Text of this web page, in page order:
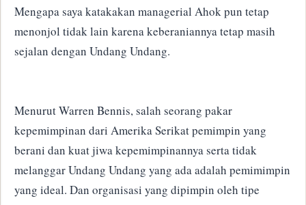
Mengapa saya katakakan managerial Ahok pun tetap
menonjol tidak lain karena keberaniannyatetap masih
sejalan dengan Undang Undang.
MenurutWarren Bennis, salah seorang pakar
kepemimpinan dari Amerika Serikat pemimpin yang
berani dan kuat jiwa kepemimpinannya serta tidak
melanggar Undang Undang yang ada adalah pemimimpin
yang ideal. Dan organisasi yang dipimpin oleh tipe